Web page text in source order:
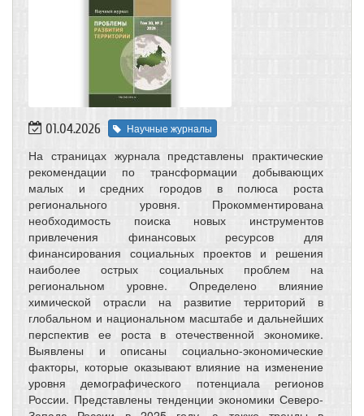
01.04.2026 Научные журналы
На страницах журнала представлены практические
рекомендации по трансформации добывающих
малых и средних городов в полюса роста
регионального уровня. Прокомментирована
необходимость поиска новых инструментов
привлечения финансовых ресурсов для
финансирования социальных проектов и решения
наиболее острых социальных проблем на
региональном уровне. Определено влияние
химической отрасли на развитие территорий в
глобальном и национальном масштабе и дальнейших
перспектив ее роста в отечественной экономике.
Выявлены и описаны социально-экономические
факторы, которые оказывают влияние на изменение
уровня демографического потенциала регионов
России. Представлены тенденции экономики Северо-